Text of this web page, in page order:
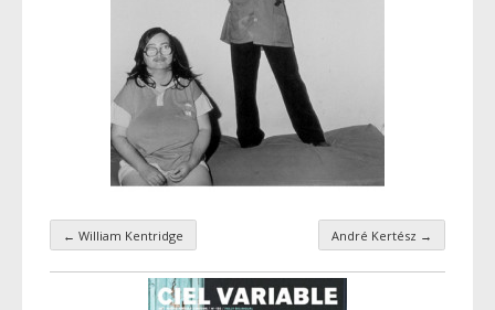
Navigation par taxonomie
← William Kentridge André Kertész →